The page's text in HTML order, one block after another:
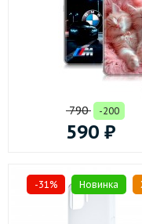
790 -200
590 ₽
-31% Новинка